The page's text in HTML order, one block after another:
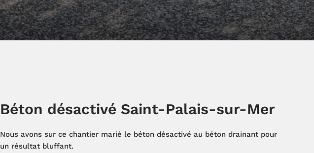
Béton désactivé Saint-Palais-sur-Mer
Nous avons sur ce chantier marié le béton désactivé au béton drainant pour
un résultat bluffant.